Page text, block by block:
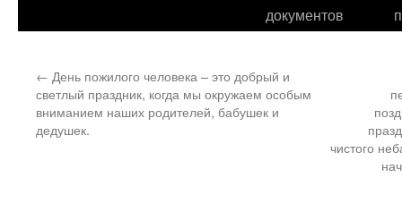
документов
← День пожилого человека – это добрый и
светлый праздник, когда мы окружаем особым
вниманием наших родителей, бабушек и
дедушек.
чистого